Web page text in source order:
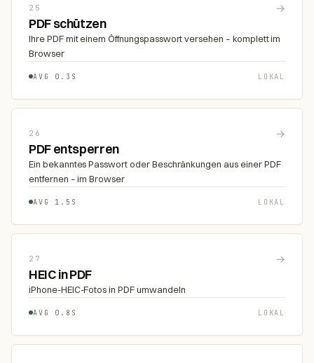
25 →
PDF schützen
Ihre PDF mit einem Öffnungspasswort versehen – komplett im
Browser
AVG 0.3S LOKAL
26 →
PDF entsperren
Ein bekanntes Passwort oder Beschränkungen aus einer PDF
entfernen – im Browser
AVG 1.5S LOKAL
27 →
HEIC in PDF
iPhone-HEIC-Fotos in PDF umwandeln
AVG 0.8S LOKAL